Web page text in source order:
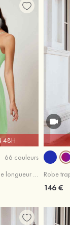
48H
66 couleurs
Trapèze licou mousseline longueur genou robe de demoiselle d'honneur avec plissé
146 €